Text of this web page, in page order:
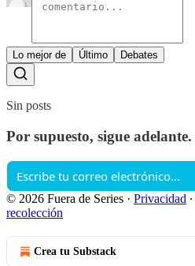
Lo mejor de Último Debates
Sin posts
Por supuesto, sigue adelante.
© 2026 Fuera de Series · Privacidad ∙
recolección
Crea tu Substack